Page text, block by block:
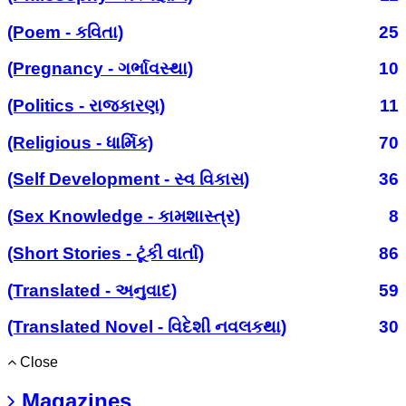
(Poem - કવિતા)
25
(Pregnancy - ગર્ભાવસ્થા)
10
(Politics - રાજકારણ)
11
(Religious - ધાર્મિક)
70
(Self Development - સ્વ વિકાસ)
36
(Sex Knowledge - કામશાસ્ત્ર)
8
(Short Stories - ટૂંકી વાર્તા)
86
(Translated - અનુવાદ)
59
(Translated Novel - વિદેશી નવલકથા)
30
Close
Magazines